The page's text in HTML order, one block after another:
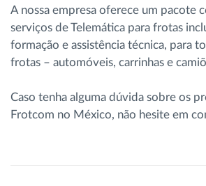
A nossa empresa oferece um pacote
serviços de Telemática para frotas
formação e assistência técnica, para
frotas – automóveis, carrinhas e
Caso tenha alguma dúvida sobre os
Frotcom no México, não hesite em